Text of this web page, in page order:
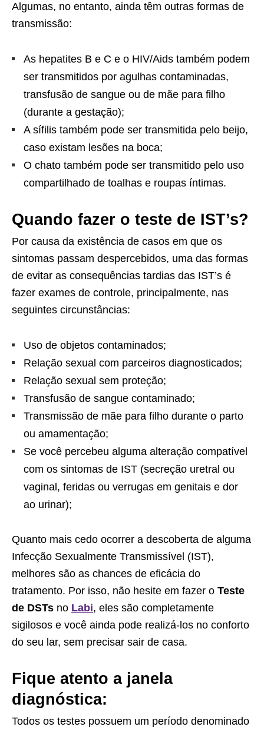
Algumas, no entanto, ainda têm outras formas de
transmissão:
As hepatites B e C e o HIV/Aids também podem
ser transmitidos por agulhas contaminadas,
transfusão de sangue ou de mãe para filho
(durante a gestação);
A sífilis também pode ser transmitida pelo beijo,
caso existam lesões na boca;
O chato também pode ser transmitido pelo uso
compartilhado de toalhas e roupas íntimas.
Quando fazer o teste de IST’s?
Por causa da existência de casos em que os
sintomas passam despercebidos, uma das formas
de evitar as consequências tardias das IST’s é
fazer exames de controle, principalmente, nas
seguintes circunstâncias:
Uso de objetos contaminados;
Relação sexual com parceiros diagnosticados;
Relação sexual sem proteção;
Transfusão de sangue contaminado;
Transmissão de mãe para filho durante o parto
ou amamentação;
Se você percebeu alguma alteração compatível
com os sintomas de IST (secreção uretral ou
vaginal, feridas ou verrugas em genitais e dor
ao urinar);
Quanto mais cedo ocorrer a descoberta de alguma
Infecção Sexualmente Transmissível (IST),
melhores são as chances de eficácia do
tratamento. Por isso, não hesite em fazer o Teste
de DSTs no Labi, eles são completamente
sigilosos e você ainda pode realizá-los no conforto
do seu lar, sem precisar sair de casa.
Fique atento a janela
diagnóstica:
Todos os testes possuem um período denominado